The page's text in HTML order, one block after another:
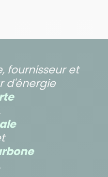
fournisseur et
d'énergie